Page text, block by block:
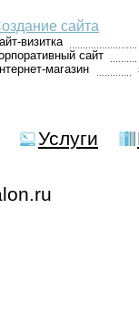
сайта
визитка
сайт
магазин
Услуги